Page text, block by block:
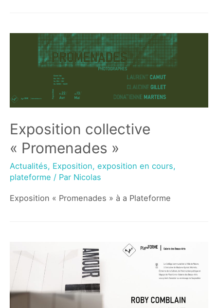
Exposition collective
« Promenades »
Actualités, Exposition, exposition en cours,
plateforme / Par Nicolas
Exposition « Promenades » à a Plateforme